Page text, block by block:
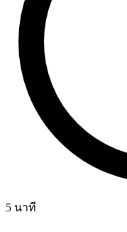
5 นาที